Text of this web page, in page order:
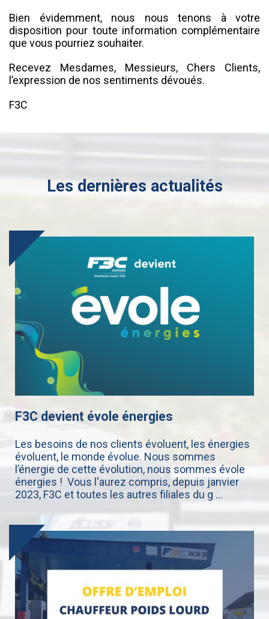
Bien évidemment, nous nous tenons à votre
disposition pour toute information complémentaire
que vous pourriez souhaiter.
Recevez Mesdames, Messieurs, Chers Clients,
l’expression de nos sentiments dévoués.
F3C
Les dernières actualités
F3C devient évole énergies
Les besoins de nos clients évoluent, les énergies
évoluent, le monde évolue. Nous sommes
l’énergie de cette évolution, nous sommes évole
énergies ! Vous l'aurez compris, depuis janvier
2023, F3C et toutes les autres filiales du g ...